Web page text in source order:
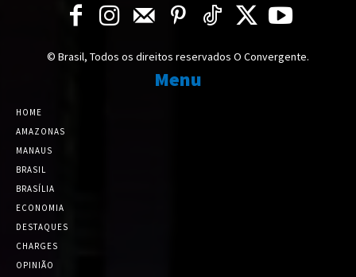
© Brasil, Todos os direitos reservados O Convergente.
Menu
HOME
AMAZONAS
MANAUS
BRASIL
BRASÍLIA
ECONOMIA
DESTAQUES
CHARGES
OPINIÃO